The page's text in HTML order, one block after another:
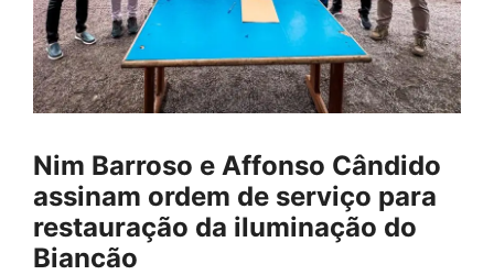
Nim Barroso e Affonso Cândido
assinam ordem de serviço para
restauração da iluminação do
Biancão